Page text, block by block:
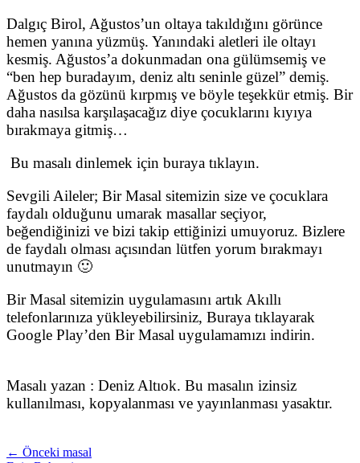
Dalgıç Birol, Ağustos’un oltaya takıldığını görünce
hemen yanına yüzmüş. Yanındaki aletleri ile oltayı
kesmiş. Ağustos’a dokunmadan ona gülümsemiş ve
“ben hep buradayım, deniz altı seninle güzel” demiş.
Ağustos da gözünü kırpmış ve böyle teşekkür etmiş. Bir
daha nasılsa karşılaşacağız diye çocuklarını kıyıya
bırakmaya gitmiş…
Bu masalı dinlemek için buraya tıklayın.
Sevgili Aileler; Bir Masal sitemizin size ve çocuklara
faydalı olduğunu umarak masallar seçiyor,
beğendiğinizi ve bizi takip ettiğinizi umuyoruz. Bizlere
de faydalı olması açısından lütfen yorum bırakmayı
unutmayın 🙂
Bir Masal sitemizin uygulamasını artık Akıllı
telefonlarınıza yükleyebilirsiniz, Buraya tıklayarak
Google Play’den Bir Masal uygulamamızı indirin.
Masalı yazan : Deniz Altıok. Bu masalın izinsiz
kullanılması, kopyalanması ve yayınlanması yasaktır.
← Önceki masal